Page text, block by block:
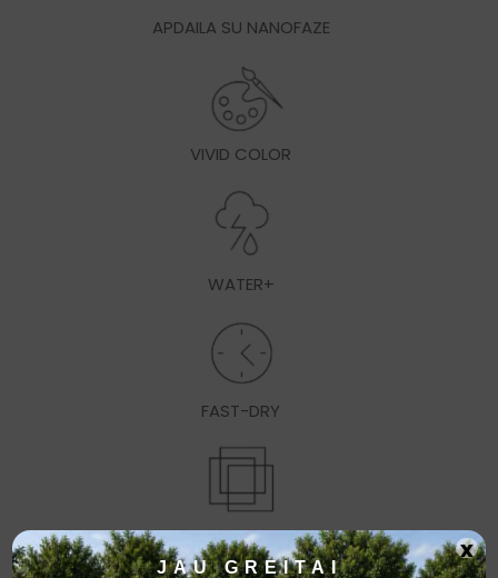
APDAILA SU NANOFAZE
VIVID COLOR
WATER+
FAST-DRY
REKOMENDUOTINA KOMBINUOTI KLOJINIUS
JAU GREITAI
x